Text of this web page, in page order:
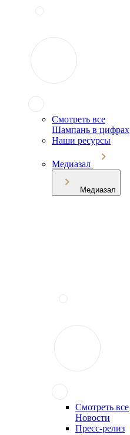
Смотреть все
Шампань в цифрах
Наши ресурсы
Медиазал
Медиазал
Смотреть все
Новости
Пресс-релиз